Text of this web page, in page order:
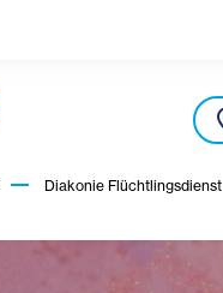
Diakonie Flüchtlingsdienst